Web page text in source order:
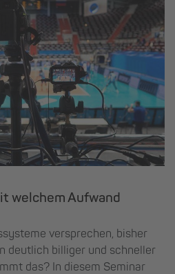
welchem Aufwand
versprechen, bisher
deutlich billiger und schneller
das? In diesem Seminar